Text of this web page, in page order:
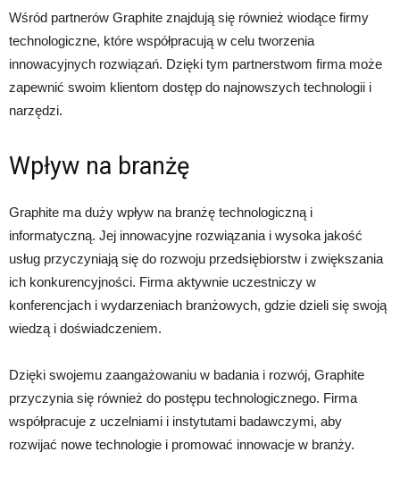
Wśród partnerów Graphite znajdują się również wiodące firmy
technologiczne, które współpracują w celu tworzenia
innowacyjnych rozwiązań. Dzięki tym partnerstwom firma może
zapewnić swoim klientom dostęp do najnowszych technologii i
narzędzi.
Wpływ na branżę
Graphite ma duży wpływ na branżę technologiczną i
informatyczną. Jej innowacyjne rozwiązania i wysoka jakość
usług przyczyniają się do rozwoju przedsiębiorstw i zwiększania
ich konkurencyjności. Firma aktywnie uczestniczy w
konferencjach i wydarzeniach branżowych, gdzie dzieli się swoją
wiedzą i doświadczeniem.
Dzięki swojemu zaangażowaniu w badania i rozwój, Graphite
przyczynia się również do postępu technologicznego. Firma
współpracuje z uczelniami i instytutami badawczymi, aby
rozwijać nowe technologie i promować innowacje w branży.